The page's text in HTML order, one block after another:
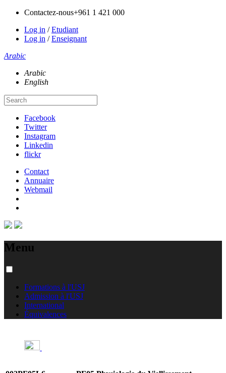
Contactez-nous+961 1 421 000
Log in /Etudiant
Log in /Enseignant
Arabic
Arabic
English
Facebook
Twitter
Instagram
Linkedin
flickr
Contact
Annuaire
Webmail
Menu
Formations à l'USJ
Admission à l'USJ
International
Équivalences